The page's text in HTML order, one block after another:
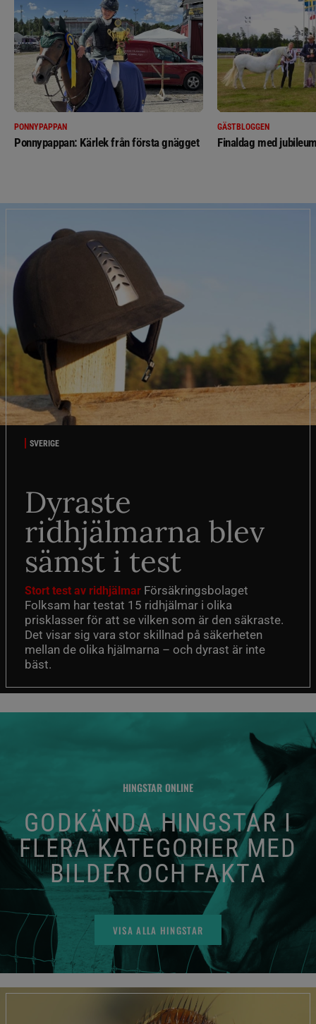
PONNYPAPPAN
Ponnypappan: Kärlek från första gnägget
GÄSTBLOGGEN
Finaldag med
SVERIGE
Dyraste
ridhjälmarna blev
sämst i test
Stort test av ridhjälmar Försäkringsbolaget
Folksam har testat 15 ridhjälmar i olika
prisklasser för att se vilken som är den säkraste.
Det visar sig vara stor skillnad på säkerheten
mellan de olika hjälmarna – och dyrast är inte
bäst.
HINGSTAR ONLINE
GODKÄNDA HINGSTAR I
FLERA KATEGORIER MED
BILDER OCH FAKTA
VISA ALLA HINGSTAR